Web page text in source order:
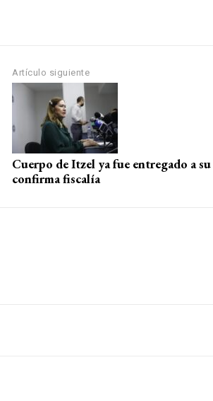
Artículo siguiente
Cuerpo de Itzel ya fue entregado a
confirma fiscalía